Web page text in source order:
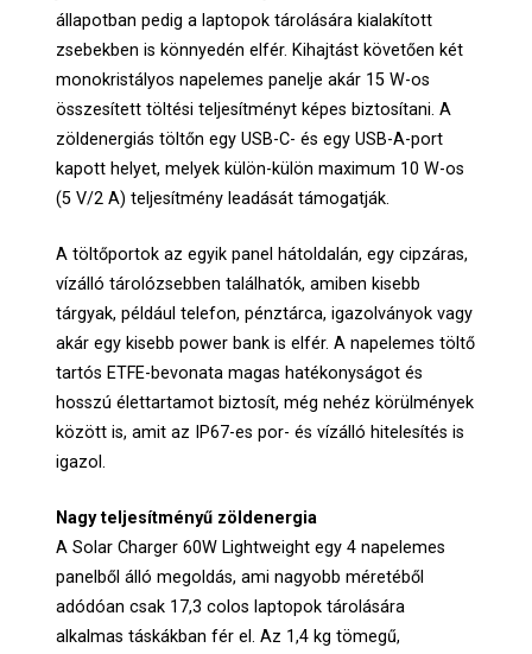
állapotban pedig a laptopok tárolására kialakított
zsebekben is könnyedén elfér. Kihajtást követően két
monokristályos napelemes panelje akár 15 W-os
összesített töltési teljesítményt képes biztosítani. A
zöldenergiás töltőn egy USB-C- és egy USB-A-port
kapott helyet, melyek külön-külön maximum 10 W-os
(5 V/2 A) teljesítmény leadását támogatják.
A töltőportok az egyik panel hátoldalán, egy cipzáras,
vízálló tárolózsebben találhatók, amiben kisebb
tárgyak, például telefon, pénztárca, igazolványok vagy
akár egy kisebb power bank is elfér. A napelemes töltő
tartós ETFE-bevonata magas hatékonyságot és
hosszú élettartamot biztosít, még nehéz körülmények
között is, amit az IP67-es por- és vízálló hitelesítés is
igazol.
Nagy teljesítményű zöldenergia
A Solar Charger 60W Lightweight egy 4 napelemes
panelből álló megoldás, ami nagyobb méretéből
adódóan csak 17,3 colos laptopok tárolására
alkalmas táskákban fér el. Az 1,4 kg tömegű,